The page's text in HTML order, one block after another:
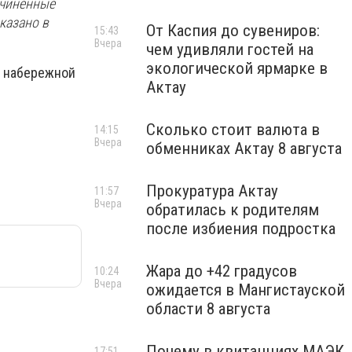
в
От Каспия до сувениров:
чем удивляли гостей на
экологической ярмарке в
Актау
15:43
Вчера
Сколько стоит валюта в
обменниках Актау 8 августа
14:15
Вчера
Прокуратура Актау
обратилась к родителям
после избиения подростка
11:57
Вчера
Жара до +42 градусов
ожидается в Мангистауской
области 8 августа
10:24
Вчера